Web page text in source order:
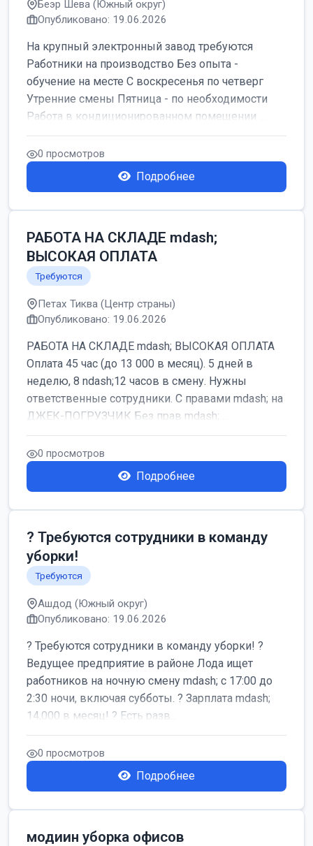
Беэр Шева (Южный округ)
Опубликовано: 19.06.2026
На крупный электронный завод требуются
Работники на производство Без опыта -
обучение на месте С воскресенья по четверг
Утренние смены Пятница - по необходимости
Работа в кондиционированном помещении ...
0 просмотров
Подробнее
РАБОТА НА СКЛАДЕ mdash;
ВЫСОКАЯ ОПЛАТА
Требуются
Петах Тиква (Центр страны)
Опубликовано: 19.06.2026
РАБОТА НА СКЛАДЕ mdash; ВЫСОКАЯ ОПЛАТА
Оплата 45 час (до 13 000 в месяц). 5 дней в
неделю, 8 ndash;12 часов в смену. Нужны
ответственные сотрудники. С правами mdash; на
ДЖЕК-ПОГРУЗЧИК Без прав mdash; ...
0 просмотров
Подробнее
? Требуются сотрудники в команду
уборки!
Требуются
Ашдод (Южный округ)
Опубликовано: 19.06.2026
? Требуются сотрудники в команду уборки! ?
Ведущее предприятие в районе Лода ищет
работников на ночную смену mdash; с 17:00 до
2:30 ночи, включая субботы. ? Зарплата mdash;
14,000 в месяц! ? Есть разв...
0 просмотров
Подробнее
модиин уборка офисов